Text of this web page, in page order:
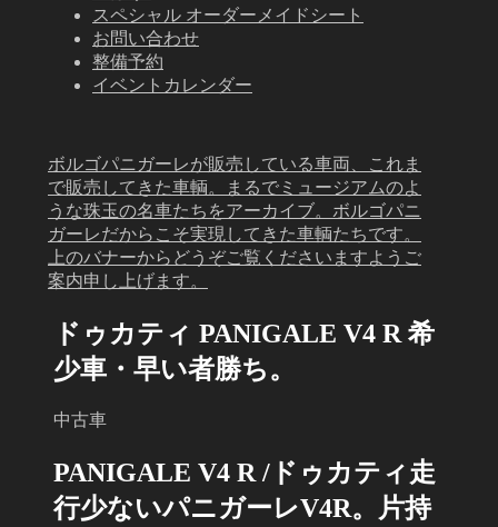
スペシャル オーダーメイドシート
お問い合わせ
整備予約
イベントカレンダー
ボルゴパニガーレが販売している車両、これま
で販売してきた車輌。まるでミュージアムのよ
うな珠玉の名車たちをアーカイブ。ボルゴパニ
ガーレだからこそ実現してきた車輌たちです。
上のバナーからどうぞご覧くださいますようご
案内申し上げます。
ドゥカティ PANIGALE V4 R 希
少車・早い者勝ち。
中古車
PANIGALE V4 R /ドゥカティ走
行少ないパニガーレV4R。片持